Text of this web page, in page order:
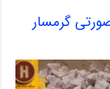
گرمسار